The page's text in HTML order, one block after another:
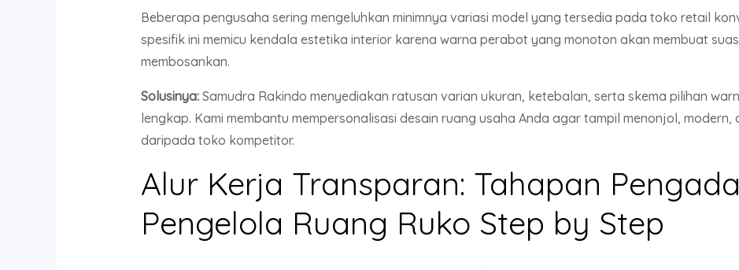
Beberapa pengusaha sering mengeluhkan minimnya variasi model yang tersedia pada toko retail
spesifik ini memicu kendala estetika interior karena warna perabot yang monoton akan membuat
membosankan.
Solusinya:Samudra Rakindo menyediakan ratusan varian ukuran, ketebalan, serta skema pilihan
lengkap. Kami membantu mempersonalisasi desain ruang usaha Anda agar tampil menonjol,
daripada toko kompetitor.
Alur Kerja Transparan: Tahapan
Pengelola Ruang Ruko Step by Step